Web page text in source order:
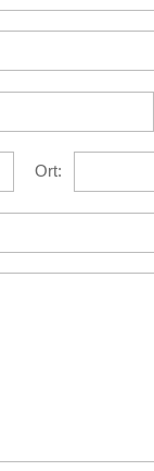
Ort: